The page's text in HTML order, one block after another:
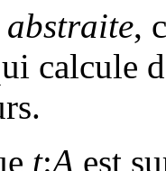
abstraite,
calcule
t:A est